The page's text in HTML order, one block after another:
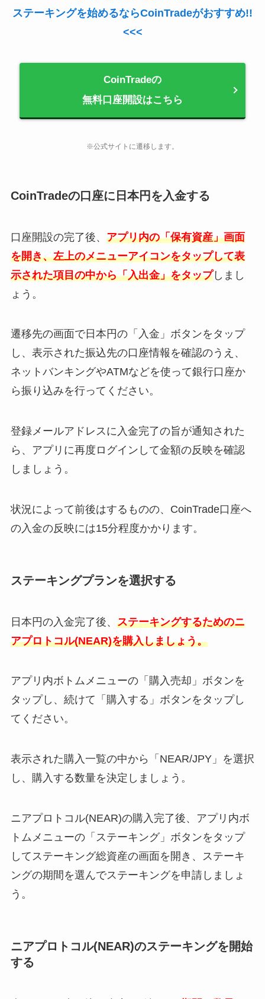
ステーキングを始めるならCoinTradeがおすすめ!!
<<<
CoinTradeの
無料口座開設はこちら
※公式サイトに遷移します。
CoinTradeの口座に日本円を入金する
口座開設の完了後、 アプリ内の「保有資産」画面
を開き、左上のメニューアイコンをタップして表
示された項目の中から「入出金」をタップしまし
ょう。
遷移先の画面で日本円の「入金」ボタンをタップ
し、表示された振込先の口座情報を確認のうえ、
ネットバンキングやATMなどを使って銀行口座か
ら振り込みを行ってください。
登録メールアドレスに入金完了の旨が通知された
ら、アプリに再度ログインして金額の反映を確認
しましょう。
状況によって前後はするものの、CoinTrade口座へ
の入金の反映には15分程度かかります。
ステーキングプランを選択する
日本円の入金完了後、 ステーキングするためのニ
アプロトコル(NEAR)を購入しましょう。
アプリ内ボトムメニューの「購入売却」ボタンを
タップし、続けて「購入する」ボタンをタップし
てください。
表示された購入一覧の中から「NEAR/JPY」を選択
し、購入する数量を決定しましょう。
ニアプロトコル(NEAR)の購入完了後、アプリ内ボ
トムメニューの「ステーキング」ボタンをタップ
してステーキング総資産の画面を開き、ステーキ
ングの期間を選んでステーキングを申請しましょ
う。
ニアプロトコル(NEAR)のステーキングを開始
する